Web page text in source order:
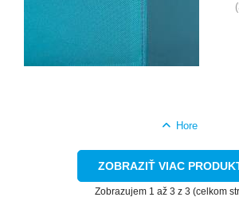
Hore
ZOBRAZIŤ VIAC
Zobrazujem 1 až 3 z 3 (celkom